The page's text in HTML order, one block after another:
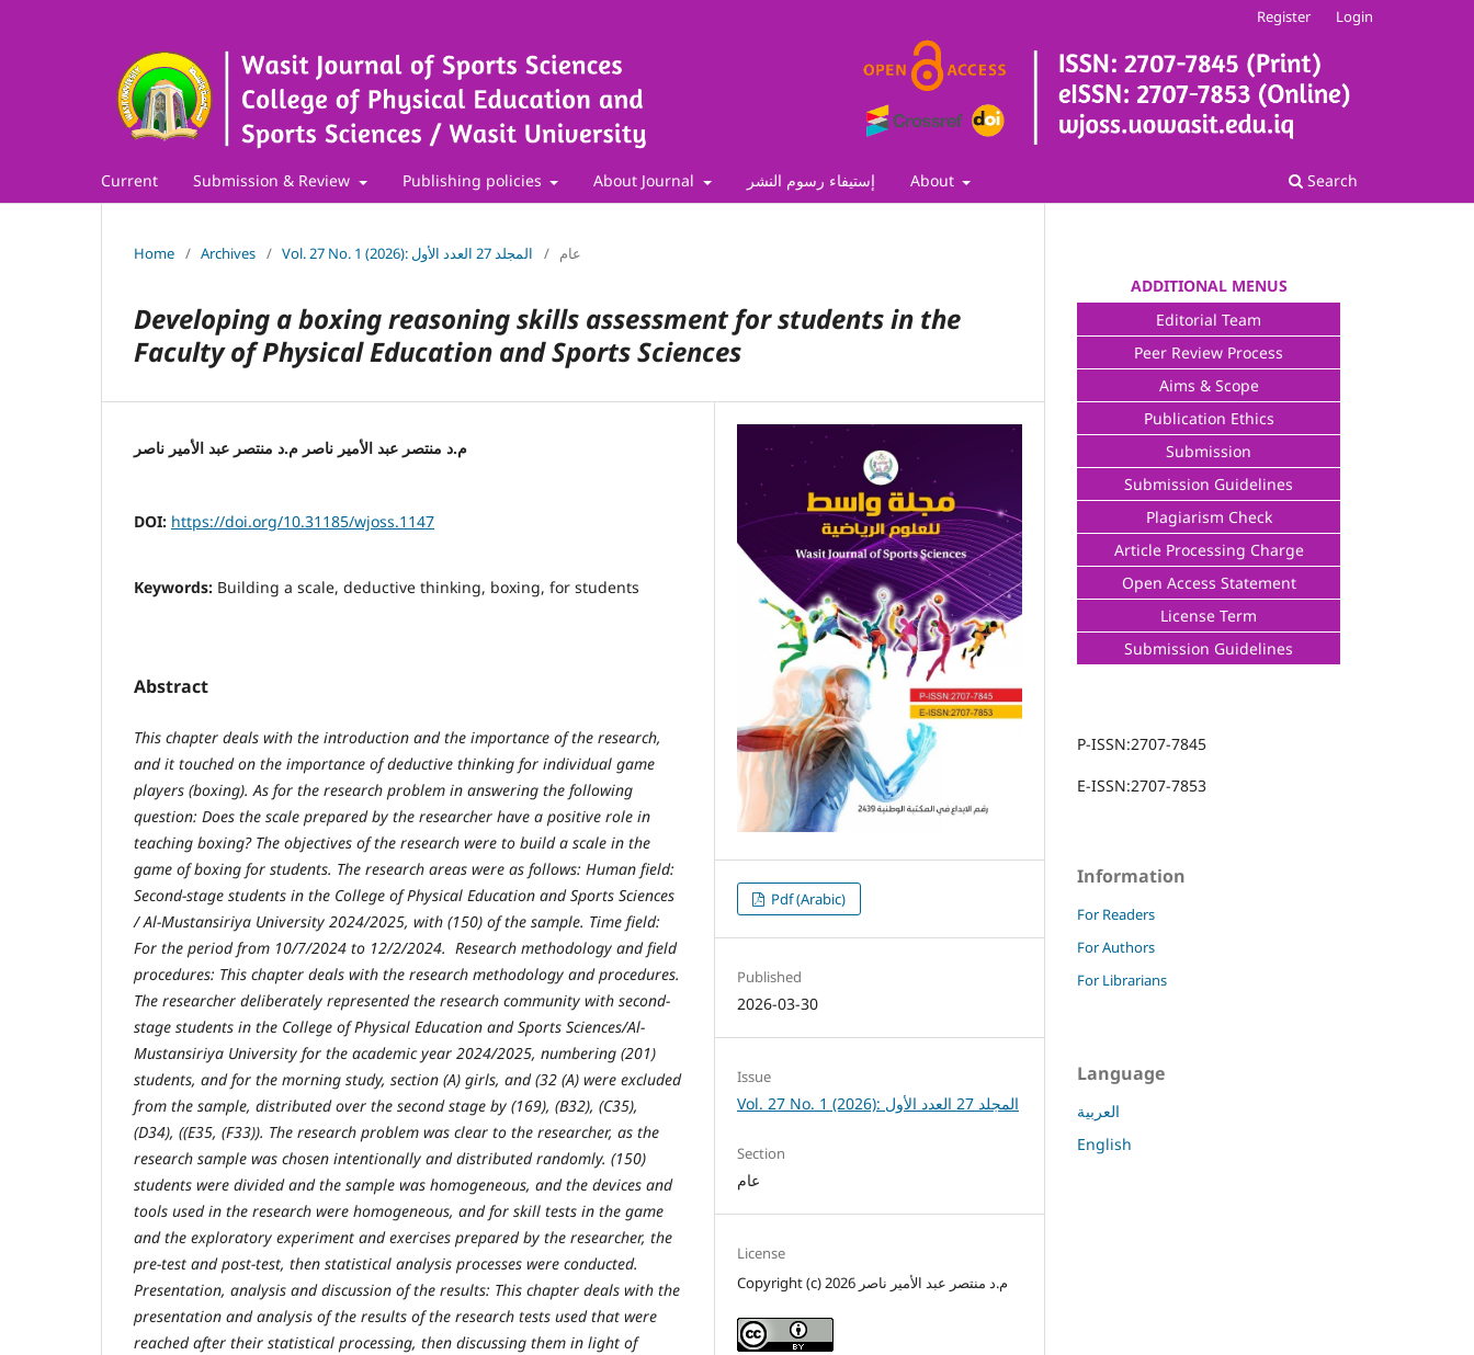
Current Submission & Review Publishing policies About Journal إستيفاء رسوم النشر About Search
Register Login
Home / Archives / Vol. 27 No. 1 (2026): المجلد 27 العدد الأول / عام
Developing a boxing reasoning skills assessment for students in the
Faculty of Physical Education and Sports Sciences
م.د منتصر عبد الأمير ناصر م.د منتصر عبد الأمير ناصر
DOI: https://doi.org/10.31185/wjoss.1147
Keywords: Building a scale, deductive thinking, boxing, for students
Abstract
This chapter deals with the introduction and the importance of the research,
and it touched on the importance of deductive thinking for individual game
players (boxing). As for the research problem in answering the following
question: Does the scale prepared by the researcher have a positive role in
teaching boxing? The objectives of the research were to build a scale in the
game of boxing for students. The research areas were as follows: Human field:
Second-stage students in the College of Physical Education and Sports Sciences
/ Al-Mustansiriya University 2024/2025, with (150) of the sample. Time field:
For the period from 10/7/2024 to 12/2/2024. Research methodology and field
procedures: This chapter deals with the research methodology and procedures.
The researcher deliberately represented the research community with second-
stage students in the College of Physical Education and Sports Sciences/Al-
Mustansiriya University for the academic year 2024/2025, numbering (201)
students, and for the morning study, section (A) girls, and (32 (A) were excluded
from the sample, distributed over the second stage by (169), (B32), (C35),
(D34), ((E35, (F33)). The research problem was clear to the researcher, as the
research sample was chosen intentionally and distributed randomly. (150)
students were divided and the sample was homogeneous, and the devices and
tools used in the research were homogeneous, and for skill tests in the game
and the exploratory experiment and exercises prepared by the researcher, the
pre-test and post-test, then statistical analysis processes were conducted.
Presentation, analysis and discussion of the results: This chapter deals with the
presentation and analysis of the results of the research tests used that were
reached after their statistical processing, then discussing them in light of
Pdf (Arabic)
Published
2026-03-30
Issue
Vol. 27 No. 1 (2026): المجلد 27 العدد الأول
Section
عام
License
Copyright (c) 2026 م.د منتصر عبد الأمير ناصر
ADDITIONAL MENUS
Editorial Team
Peer Review Process
Aims & Scope
Publication Ethics
Submission
Submission Guidelines
Plagiarism Check
Article Processing Charge
Open Access Statement
License Term
Submission Guidelines
P-ISSN:2707-7845
E-ISSN:2707-7853
Information
For Readers
For Authors
For Librarians
Language
العربية
English